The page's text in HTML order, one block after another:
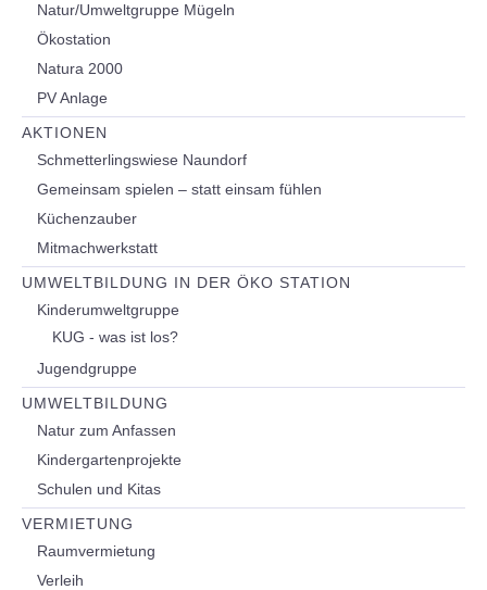
Natur/Umweltgruppe Mügeln
Ökostation
Natura 2000
PV Anlage
AKTIONEN
Schmetterlingswiese Naundorf
Gemeinsam spielen – statt einsam fühlen
Küchenzauber
Mitmachwerkstatt
UMWELTBILDUNG IN DER ÖKO STATION
Kinderumweltgruppe
KUG - was ist los?
Jugendgruppe
UMWELTBILDUNG
Natur zum Anfassen
Kindergartenprojekte
Schulen und Kitas
VERMIETUNG
Raumvermietung
Verleih